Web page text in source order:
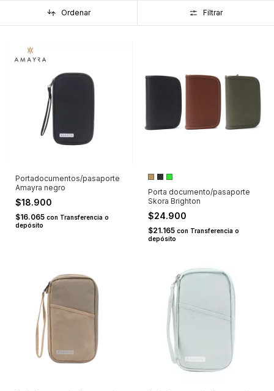
Ordenar Filtrar
Portadocumentos/pasaporte
Amayra negro
$18.900
$16.065 con Transferencia o
depósito
Porta documento/pasaporte
Skora Brighton
$24.900
$21.165 con Transferencia o
depósito